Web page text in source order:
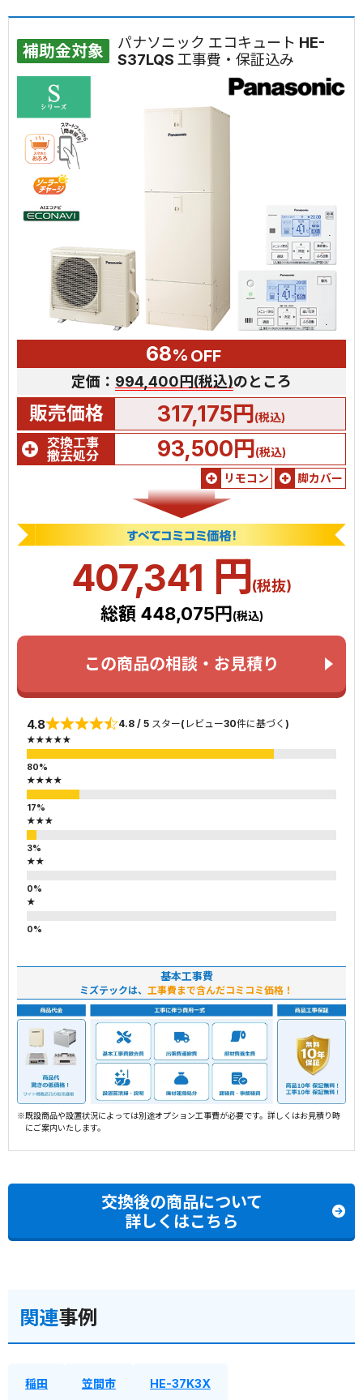
補助金対象
パナソニック エコキュート HE-
S37LQS 工事費・保証込み
68% OFF
定価： 994,400円(税込)のところ
販売価格 317,175円(税込)
交換工事
撤去処分
93,500円(税込)
リモコン
脚カバー
407,341 円(税抜)
総額 448,075円 (税込)
この商品の相談・お見積り
4.8 4.8 / 5 スター(レビュー30件に基づく)
★★★★★
★★★★
★★★
★★
★
基本工事費
ミズテックは、 工事費まで含んだコミコミ価格！
※既設商品や設置状況によっては別途オプション工事費が必要です。詳しくはお見積り時
にご案内いたします。
交換後の商品について
詳しくはこちら
関連事例
稲田 笠間市 HE-37K3X